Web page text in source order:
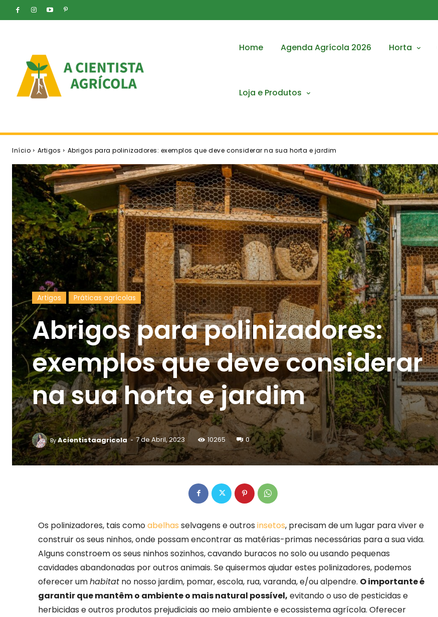
Home Agenda Agrícola 2026 Horta
Loja e Produtos
Início Artigos Abrigos para polinizadores: exemplos que deve considerar na sua horta e jardim
Artigos Práticas agrícolas
Abrigos para polinizadores:
exemplos que deve considerar
na sua horta e jardim
ByAcientistaagricola - 7 de Abril, 2023 10265 0
Os polinizadores, tais comoabelhas selvagens e outros insetos, precisam de um lugar para viver e
construir os seus ninhos, onde possam encontrar as matérias-primas necessárias para a sua vida.
Alguns constroem os seus ninhos sozinhos, cavando buracos no solo ou usando pequenas
cavidades abandonadas por outros animais. Se quisermos ajudar estes polinizadores, podemos
oferecer umhabitat no nosso jardim, pomar, escola, rua, varanda, e/ou alpendre. O importante é
garantir que mantêm o ambiente o mais natural possível, evitando o uso de pesticidas e
herbicidas e outros produtos prejudiciais ao meio ambiente e ecossistema agrícola. Oferecer